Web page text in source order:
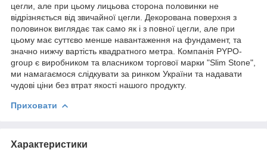
цегли, але при цьому лицьова сторона половинки не
відрізняється від звичайної цегли. Декорована поверхня з
половинок виглядає так само як і з повної цегли, але при
цьому має суттєво менше навантаження на фундамент, та
значно нижчу вартість квадратного метра. Компанія PYPO-
group є виробником та власником торгової марки "Slim Stone",
ми намагаємося слідкувати за ринком України та надавати
чудові ціни без втрат якості нашого продукту.
Приховати
Характеристики